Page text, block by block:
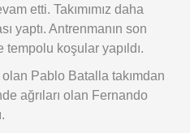
etti. Takımımız daha
yaptı. Antrenmanın son
koşular yapıldı.
Pablo Batalla takımdan
ağrıları olan Fernando